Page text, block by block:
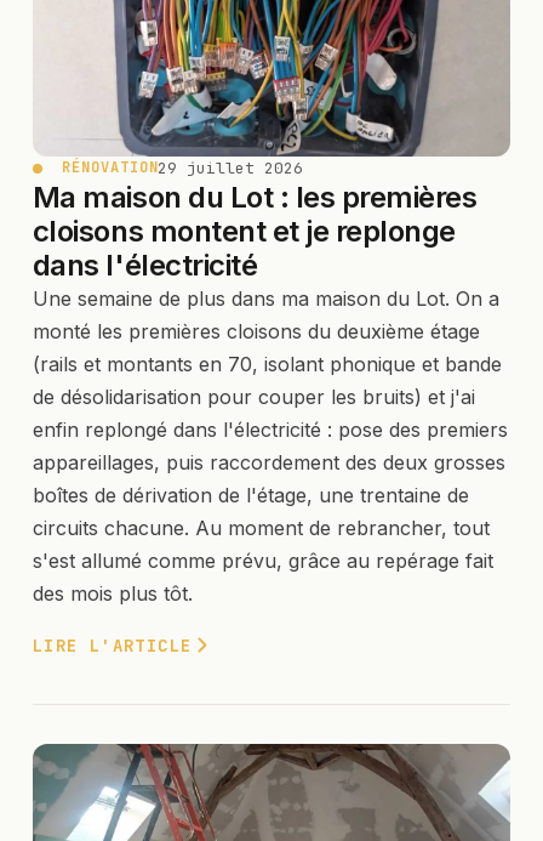
RÉNOVATION29 juillet 2026
Ma maison du Lot : les premières
cloisons montent et je replonge
dans l'électricité
Une semaine de plus dans ma maison du Lot. On a
monté les premières cloisons du deuxième étage
(rails et montants en 70, isolant phonique et bande
de désolidarisation pour couper les bruits) et j'ai
enfin replongé dans l'électricité : pose des premiers
appareillages, puis raccordement des deux grosses
boîtes de dérivation de l'étage, une trentaine de
circuits chacune. Au moment de rebrancher, tout
s'est allumé comme prévu, grâce au repérage fait
des mois plus tôt.
LIRE L'ARTICLE